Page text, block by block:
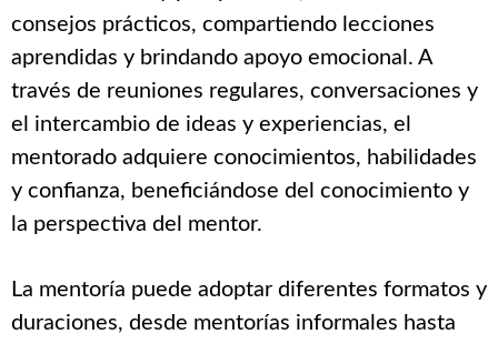
consejos prácticos, compartiendo lecciones
aprendidas y brindando apoyo emocional. A
través de reuniones regulares, conversaciones y
el intercambio de ideas y experiencias, el
mentorado adquiere conocimientos, habilidades
y confianza, beneficiándose del conocimiento y
la perspectiva del mentor.
La mentoría puede adoptar diferentes formatos y
duraciones, desde mentorías informales hasta